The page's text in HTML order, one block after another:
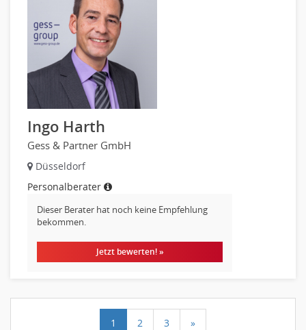
Ingo Harth
Gess & Partner GmbH
Düsseldorf
Personalberater
Dieser Berater hat noch keine Empfehlung
bekommen.
Jetzt bewerten! »
1 2 3 »